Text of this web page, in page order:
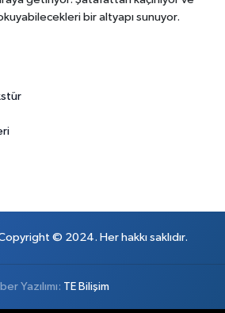
bir altyapı sunuyor.
© 2024. Her hakkı saklıdır.
Yazılımı: TE Bilişim